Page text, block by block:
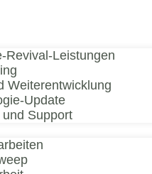
Revival-Leistungen
Weiterentwicklung
Update
Support